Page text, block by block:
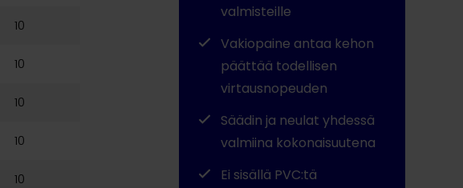
10
10
10
10
10
valmisteille
Vakiopaine antaa kehon
päättää todellisen
virtausnopeuden
Säädin ja neulat yhdessä
valmiina kokonaisuutena
Ei sisällä PVC:tä